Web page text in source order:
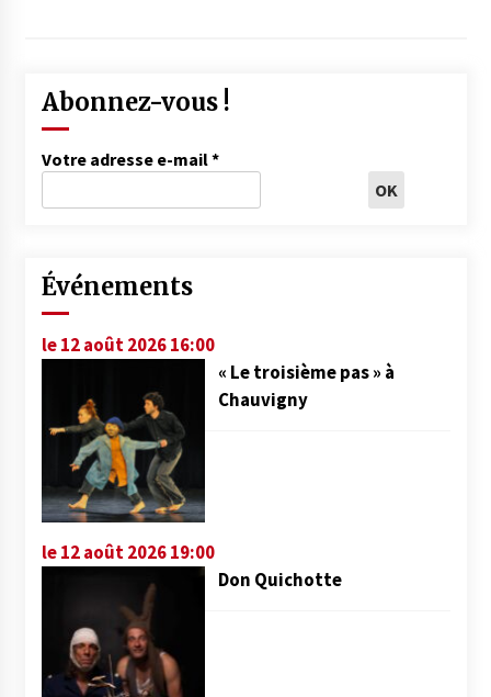
Abonnez-vous !
Votre adresse e-mail*
Événements
le 12 août 2026 16:00
« Le troisième pas » à
Chauvigny
le 12 août 2026 19:00
Don Quichotte